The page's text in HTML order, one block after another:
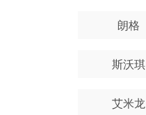
朗格
斯沃琪
艾米龙